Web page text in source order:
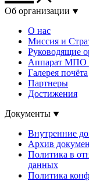
Об организации
О нас
Миссия и
Руководящие
Аппарат МПО
Галерея почёта
Партнеры
Достижения
Документы
Внутренние
Архив
Политика в
данных
Политика